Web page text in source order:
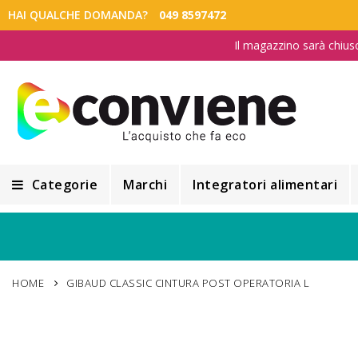
HAI QUALCHE DOMANDA? 049 8597472
Il magazzino sarà
Categorie
Alimentazione e Dietetica
Marchi Integratori alimentari
HOME GIBAUD CLASSIC CINTURA POST OPERATORIA L